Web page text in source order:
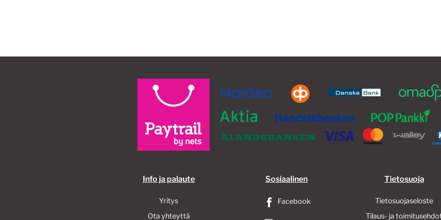
Info ja palaute
Yritys
Ota yhteyttä
Sosiaalinen
Facebook
Tietosuoja
Tietosuojaseloste
Tilaus- ja